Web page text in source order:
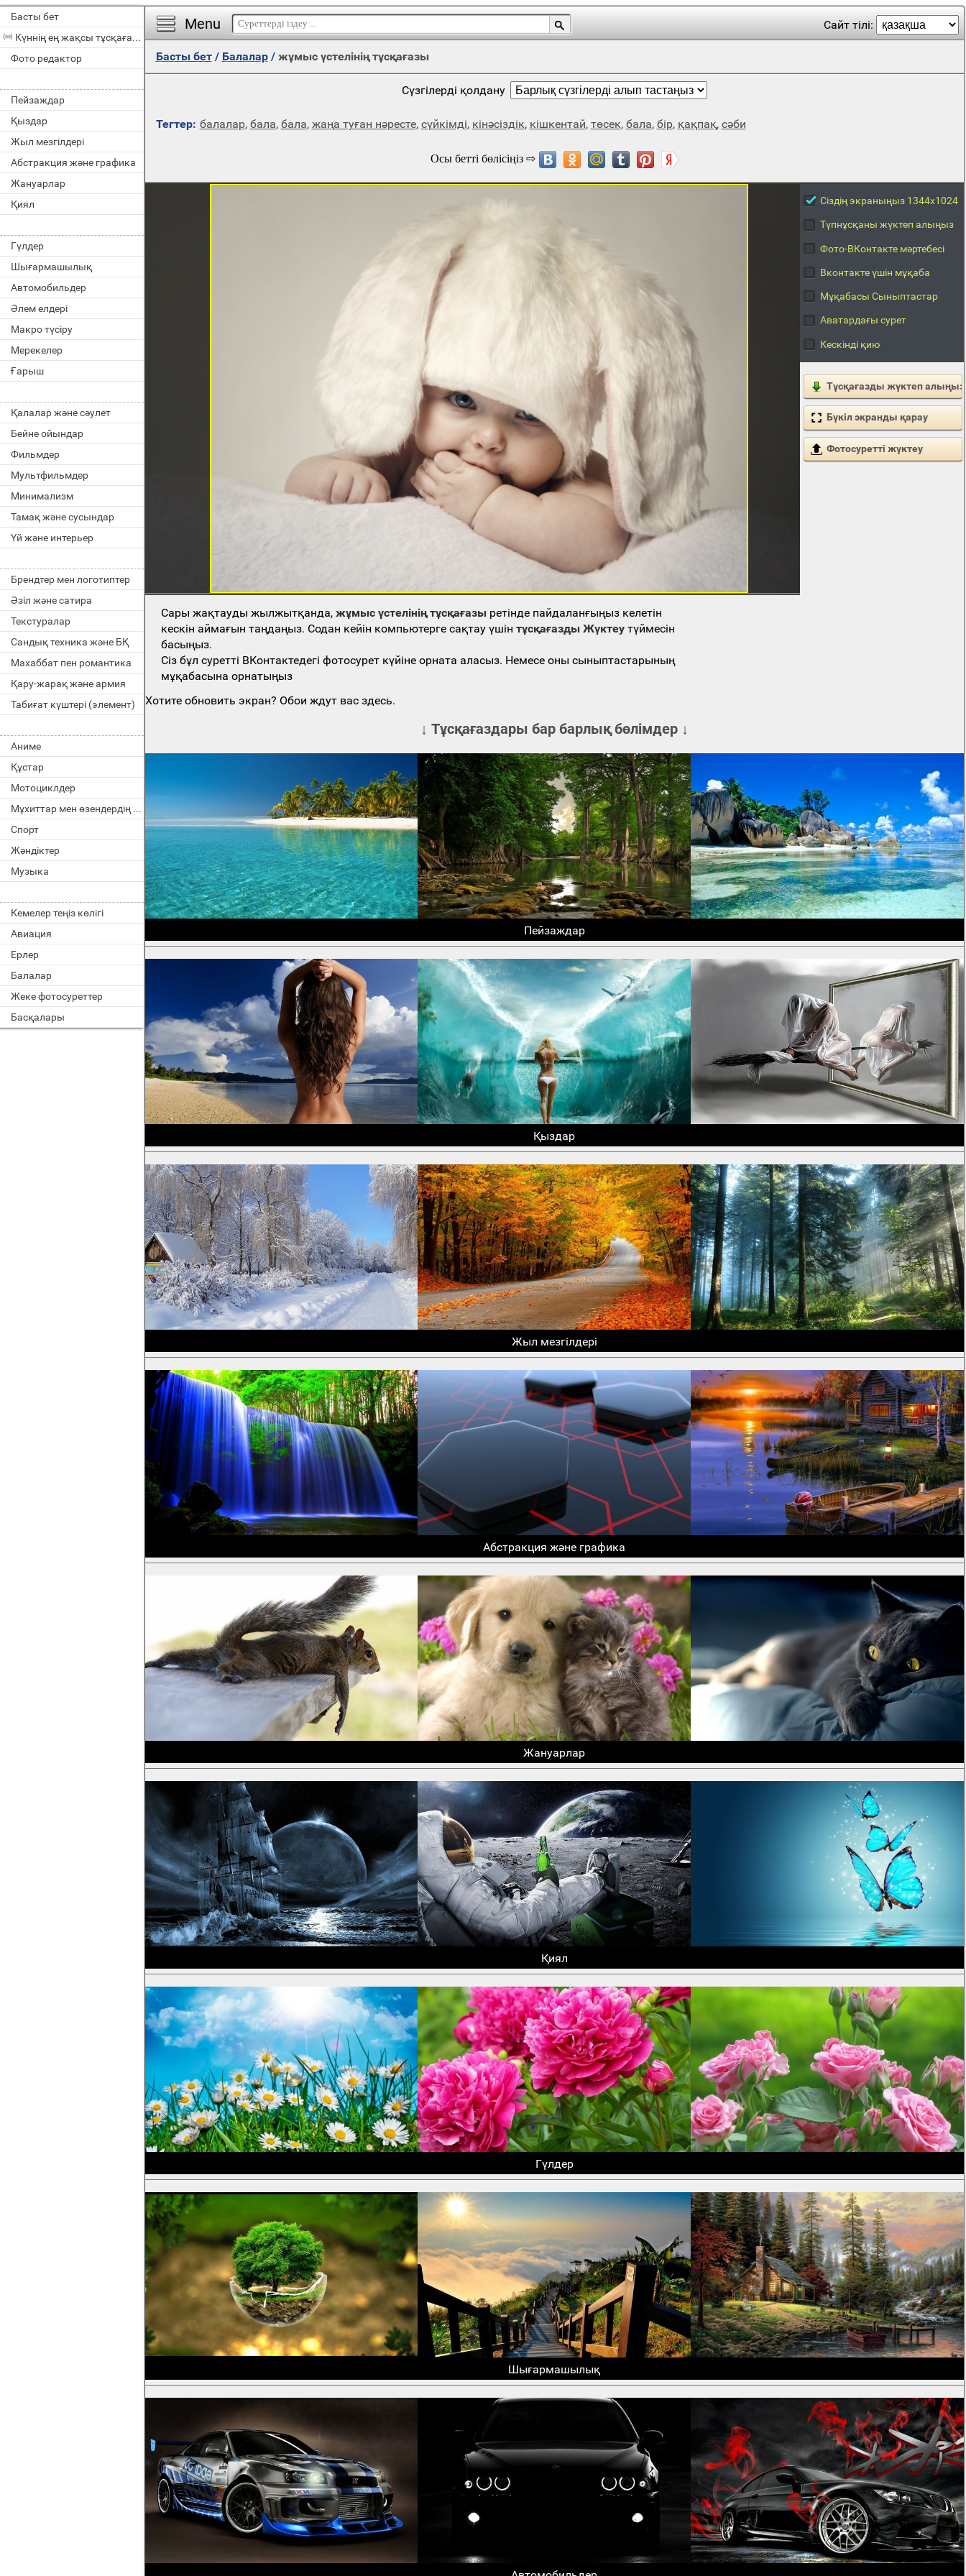
Басты бет
Күннің ең жақсы тұсқағазы
Фото редактор
Пейзаждар
Қыздар
Жыл мезгілдері
Абстракция және графика
Жануарлар
Қиял
Гүлдер
Шығармашылық
Автомобильдер
Әлем елдері
Макро түсіру
Мерекелер
Ғарыш
Қалалар және сәулет
Бейне ойындар
Фильмдер
Мультфильмдер
Минимализм
Тамақ және сусындар
Үй және интерьер
Брендтер мен логотиптер
Әзіл және сатира
Текстуралар
Сандық техника және БҚ
Махаббат пен романтика
Қару-жарақ және армия
Табиғат күштері (элемент)
Аниме
Құстар
Мотоциклдер
Мұхиттар мен өзендердің тұрғындары
Спорт
Жәндіктер
Музыка
Кемелер теңіз көлігі
Авиация
Ерлер
Балалар
Жеке фотосуреттер
Басқалары
Menu Сайт тілі:
Басты бет/ Балалар/ жұмыс үстелінің тұсқағазы
Сүзгілерді қолдану
Тегтер: балалар, бала, бала, жаңа туған нәресте, сүйкімді, кінәсіздік, кішкентай, төсек, бала, бір, қақпақ, сәби
Сіздің экраныңыз 1344x1024
Түпнұсқаны жүктеп алыңыз
Фото-ВКонтакте мәртебесі
Вконтакте үшін мұқаба
Мұқабасы Сыныптастар
Аватардағы сурет
Кескінді қию
Тұсқағазды жүктеп алыңыз
Бүкіл экранды қарау
Фотосуретті жүктеу
Сары жақтауды жылжытқанда,жұмыс үстелінің тұсқағазы ретінде пайдаланғыңыз келетін
кескін аймағын таңдаңыз. Содан кейін компьютерге сақтау үшінтұсқағазды Жүктеу түймесін
басыңыз.
Сіз бұл суретті ВКонтактедегі фотосурет күйіне орната аласыз. Немесе оны сыныптастарының
мұқабасына орнатыңыз
Хотите обновить экран? Обои ждут вас здесь.
↓ Тұсқағаздары бар барлық бөлімдер ↓
Пейзаждар
Қыздар
Жыл мезгілдері
Абстракция және графика
Жануарлар
Қиял
Гүлдер
Шығармашылық